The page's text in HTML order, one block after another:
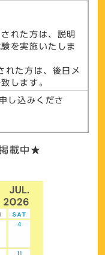
れた方は、説明
を実施いたしま
れた方は、後日メ
します。
し込みくださ
載中★